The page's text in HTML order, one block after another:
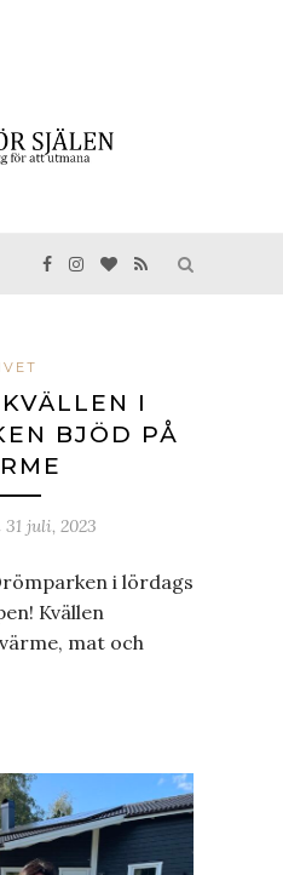
I
BJÖD PÅ
31 juli, 2023
i lördags
Kvällen
mat och